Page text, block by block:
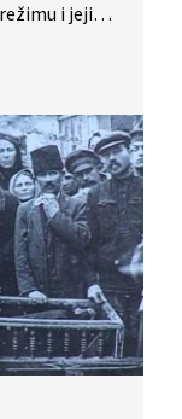
i jejich
anexi
výrazně
většinově